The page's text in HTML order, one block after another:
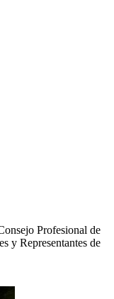
Profesional de
y Representantes de